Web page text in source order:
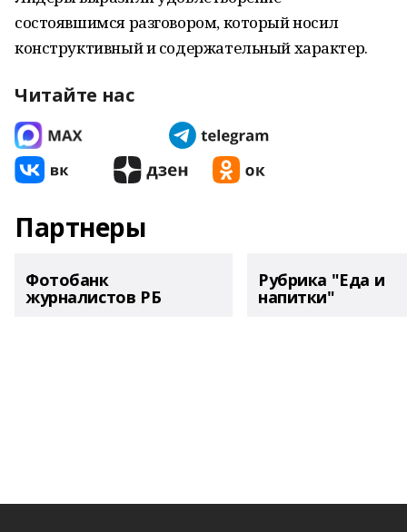
состоявшимся разговором, который носил
конструктивный и содержательный характер.
Читайте нас
Партнеры
Фотобанк
журналистов РБ
Рубрика "Еда и
напитки"